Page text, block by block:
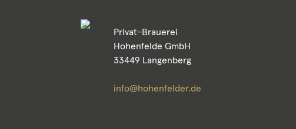
Privat-Brauerei
Hohenfelde GmbH
33449 Langenberg
info@hohenfelder.de